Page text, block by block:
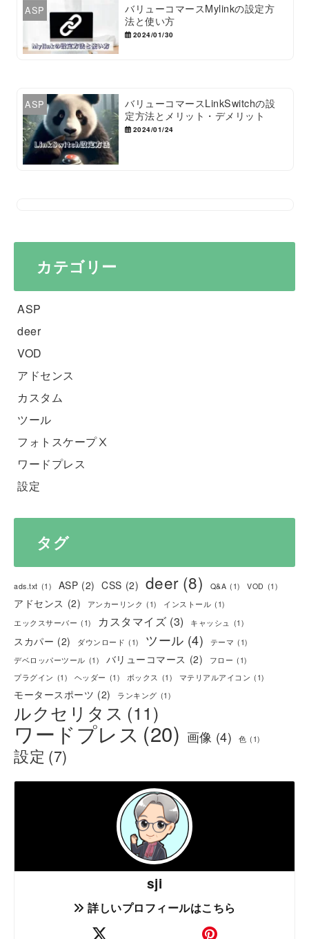
ASP
バリューコマースMylinkの設定方
法と使い方
2024/01/30
ASP
バリューコマースLinkSwitchの設
定方法とメリット・デメリット
2024/01/24
カテゴリー
ASP
deer
VOD
アドセンス
カスタム
ツール
フォトスケープⅩ
ワードプレス
設定
タグ
ads.txt (1) ASP (2) CSS (2) deer (8) Q&A (1) VOD (1)
アドセンス (2) アンカーリンク (1) インストール (1)
エックスサーバー (1) カスタマイズ (3) キャッシュ (1)
スカパー (2) ダウンロード (1) ツール (4) テーマ (1)
デベロッパーツール (1) バリューコマース (2) フロー (1)
プラグイン (1) ヘッダー (1) ボックス (1) マテリアルアイコン (1)
モータースポーツ (2) ランキング (1)
ルクセリタス (11)
ワードプレス (20) 画像 (4) 色 (1)
設定 (7)
sji
詳しいプロフィールはこちら